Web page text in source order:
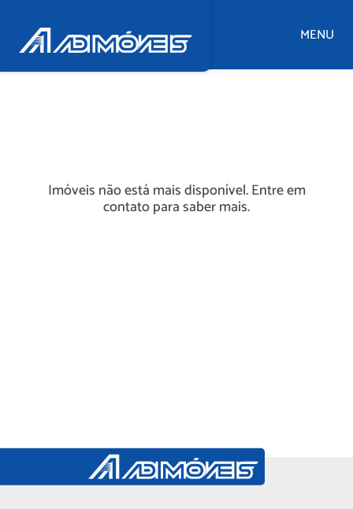
MENU
Imóveis não está mais disponível. Entre em
contato para saber mais.